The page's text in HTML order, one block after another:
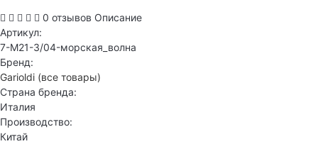
0 отзывов Описание
Артикул:
7-M21-3/04-морская_волна
Бренд:
Garioldi (все товары)
Страна бренда:
Италия
Производство:
Китай